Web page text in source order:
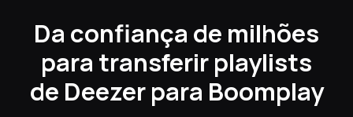
Da confiança de milhões
para transferir playlists
de Deezer para Boomplay